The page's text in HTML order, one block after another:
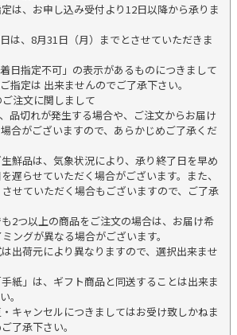
は、お申し込み受付より12日以降から承りま
は、8月31日（月）までとさせていただきま
日指定不可」の表示があるものにつきまして
指定は 出来ませんのでご了承下さい。
注文に関しまして
品切れが発生する場合や、ご注文からお届け
合がございますので、あらかじめご了承くだ
鮮品は、気象状況により、承り終了日を早め
遅らせていただく場合がございます。また、
せていただく場合もございますので、ご了承
2つ以上の商品をご注文の場合は、お届け希
ングが異なる場合がございます。
出荷元により異なりますので、選択出来ませ
手紙」は、ギフト商品と同送することは出来ま
。
キャンセルにつきましてはお受け致しかねま
了承下さい。